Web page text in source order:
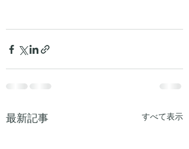
最新記事 すべて表示